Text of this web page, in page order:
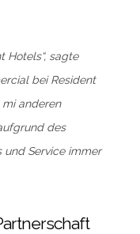
Hotels“, sagte
bei Resident
mi anderen
des
und Service immer